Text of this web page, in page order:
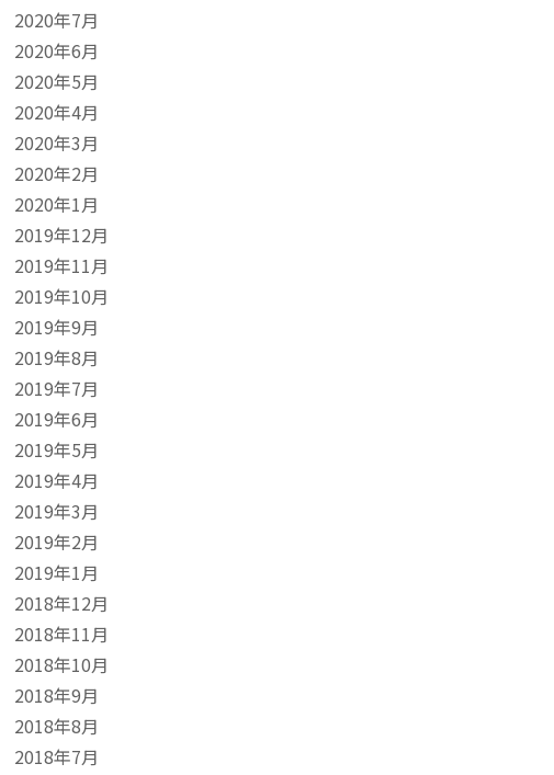
2020年7月
2020年6月
2020年5月
2020年4月
2020年3月
2020年2月
2020年1月
2019年12月
2019年11月
2019年10月
2019年9月
2019年8月
2019年7月
2019年6月
2019年5月
2019年4月
2019年3月
2019年2月
2019年1月
2018年12月
2018年11月
2018年10月
2018年9月
2018年8月
2018年7月